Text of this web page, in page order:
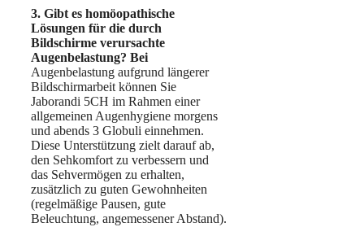
3. Gibt es homöopathische
Lösungen für die durch
Bildschirme verursachte
Augenbelastung? Bei
Augenbelastung aufgrund längerer
Bildschirmarbeit können Sie
Jaborandi 5CH im Rahmen einer
allgemeinen Augenhygiene morgens
und abends 3 Globuli einnehmen.
Diese Unterstützung zielt darauf ab,
den Sehkomfort zu verbessern und
das Sehvermögen zu erhalten,
zusätzlich zu guten Gewohnheiten
(regelmäßige Pausen, gute
Beleuchtung, angemessener Abstand).